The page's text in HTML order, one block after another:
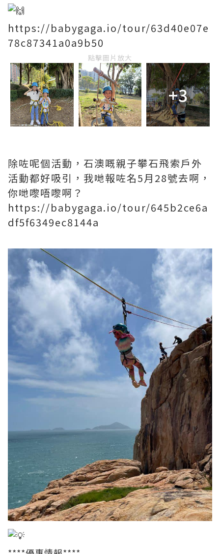
https://babygaga.io/tour/63d40e07e
78c87341a0a9b50
點擊圖片放大
+3
除咗呢個活動，石澳嘅親子攀石飛索戶外
活動都好吸引，我哋報咗名5月28號去啊，
你哋嚟唔嚟啊？
https://babygaga.io/tour/645b2ce6a
df5f6349ec8144a